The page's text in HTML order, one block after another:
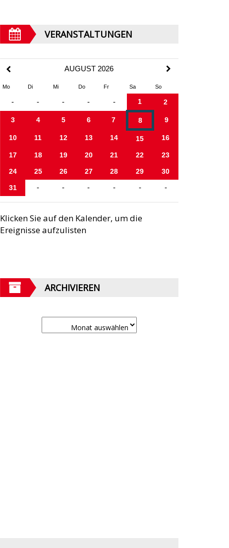
VERANSTALTUNGEN
AUGUST 2026
Mo Di Mi Do Fr Sa So
- - - - - 1 2
3 4 5 6 7 8 9
10 11 12 13 14 15 16
17 18 19 20 21 22 23
24 25 26 27 28 29 30
31 - - - - - -
Klicken Sie auf den Kalender, um die
Ereignisse aufzulisten
ARCHIVIEREN